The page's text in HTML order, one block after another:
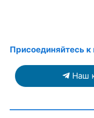
Присоединяйтесь
Наш